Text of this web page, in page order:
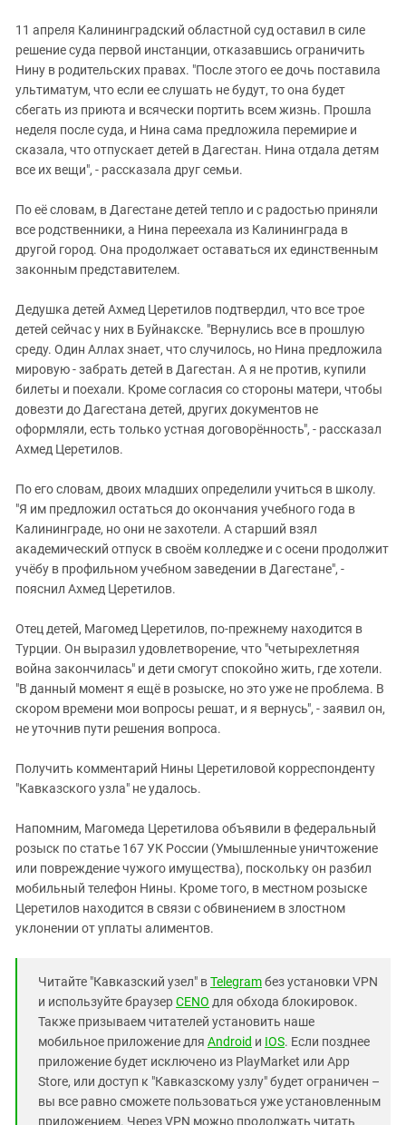
11 апреля Калининградский областной суд оставил в силе
решение суда первой инстанции, отказавшись ограничить
Нину в родительских правах. "После этого ее дочь поставила
ультиматум, что если ее слушать не будут, то она будет
сбегать из приюта и всячески портить всем жизнь. Прошла
неделя после суда, и Нина сама предложила перемирие и
сказала, что отпускает детей в Дагестан. Нина отдала детям
все их вещи", - рассказала друг семьи.
По её словам, вДагестане детей тепло и с радостью приняли
все родственники, а Нина переехала из Калининграда в
другой город. Она продолжает оставаться их единственным
законным представителем.
Дедушка детей Ахмед Церетилов подтвердил, что все трое
детей сейчас у них в Буйнакске. "Вернулись все в прошлую
среду. Один Аллах знает, что случилось, но Нина предложила
мировую - забрать детей в Дагестан. А я не против, купили
билеты и поехали. Кроме согласия со стороны матери, чтобы
довезти до Дагестана детей, других документов не
оформляли, есть только устная договорённость", - рассказал
Ахмед Церетилов.
По его словам, двоих младших определили учиться в школу.
"Я им предложил остаться до окончания учебного года в
Калининграде, но они не захотели. А старший взял
академический отпуск в своём колледже и с осени продолжит
учёбу в профильном учебном заведении в Дагестане", -
пояснил Ахмед Церетилов.
Отец детей, Магомед Церетилов, по-прежнему находится в
Турции. Он выразил удовлетворение, что "четырехлетняя
война закончилась" и дети смогут спокойно жить, где хотели.
"В данный момент я ещё в розыске, но это уже не проблема. В
скором времени мои вопросы решат, и я вернусь", - заявил он,
не уточнив пути решения вопроса.
Получить комментарий Нины Церетиловой корреспонденту
"Кавказского узла" не удалось.
Напомним, Магомеда Церетилова объявили в федеральный
розыск по статье 167 УК России (Умышленные уничтожение
или повреждение чужого имущества), поскольку он разбил
мобильный телефон Нины. Кроме того, в местном розыске
Церетилов находится в связи с обвинением в злостном
уклонении от уплаты алиментов.
Читайте "Кавказский узел" вTelegramбез установки VPN
и используйте браузерCENO для обхода блокировок.
Также призываем читателей установить наше
мобильное приложение для Android и IOS. Если позднее
приложение будет исключено из PlayMarket или App
Store, или доступ к "Кавказскому узлу" будет ограничен –
вы все равно сможете пользоваться уже установленным
приложением. Через VPN можно продолжать читать